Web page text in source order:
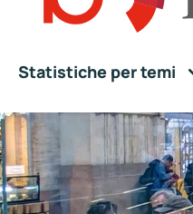
Statistiche per temi